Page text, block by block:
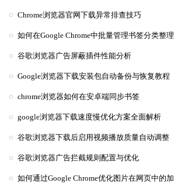
Chrome浏览器官网下载异常排查技巧
如何在Google Chrome中批量管理书签分类整理
谷歌浏览器广告屏蔽插件性能分析
Google浏览器下载安装包自动备份与恢复教程
chrome浏览器如何在安卓端同步书签
google浏览器下载速度慢优化方案全面解析
谷歌浏览器下载后启用视频播放质量自动调整
谷歌浏览器广告拦截规则配置与优化